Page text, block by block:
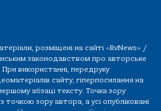
розміщені на сайті «RvNews» /
законодавством про авторське
При використанні, передруку
сайту, гіперпосилання на
абзаці тексту. Точка зору
точкою зору автора, а усі опубліковані